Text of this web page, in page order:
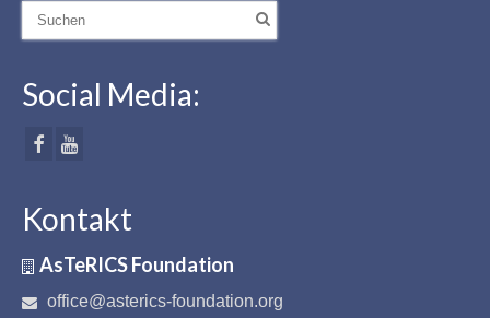
Suche
Social Media:
Kontakt
AsTeRICS Foundation
office@asterics-foundation.org